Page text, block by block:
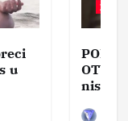
u
nisam